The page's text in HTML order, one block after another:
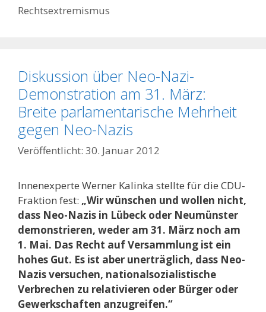
Rechtsextremismus
Diskussion über Neo-Nazi-
Demonstration am 31. März:
Breite parlamentarische Mehrheit
gegen Neo-Nazis
30. Januar 2012
Innenexperte Werner Kalinka stellte für die CDU-
Fraktion fest: „Wir wünschen und wollen nicht,
dass Neo-Nazis in Lübeck oder Neumünster
demonstrieren, weder am 31. März noch am
1. Mai. Das Recht auf Versammlung ist ein
hohes Gut. Es ist aber unerträglich, dass Neo-
Nazis versuchen, nationalsozialistische
Verbrechen zu relativieren oder Bürger oder
Gewerkschaften anzugreifen.“